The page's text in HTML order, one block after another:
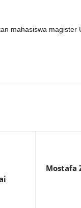
mahasiswa magister
Mostafa